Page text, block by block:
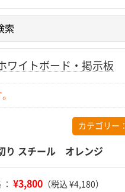
ワイトボード・掲示板
カテゴリー：
り スチール オレンジ
¥3,800 （税込 ¥4,180）